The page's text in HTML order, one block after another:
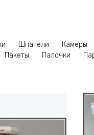
Шпатели Камеры
Пакеты Палочки